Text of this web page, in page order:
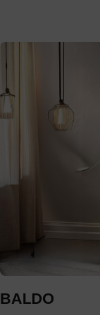
BALDO